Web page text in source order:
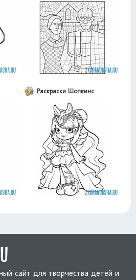
Раскраски Шопкинс
сайт для творчества детей и